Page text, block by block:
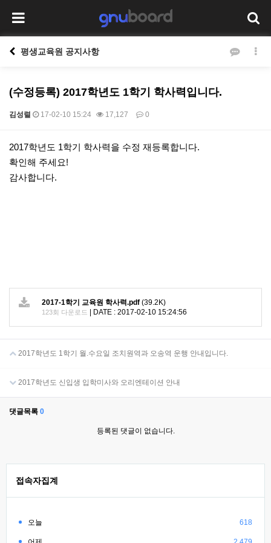
평생교육원 공지사항
(수정등록) 2017학년도 1학기 학사력입니다.
김성렬 17-02-10 15:24 17,127 0
본문
2017학년도 1학기 학사력을 수정 재등록합니다.
확인해 주세요!
감사합니다.
2017-1학기 교육원 학사력.pdf (39.2K)
123회 다운로드 DATE : 2017-02-10 15:24:56
2017학년도 1학기 월.수요일 조치원역과 오송역 운행 안내입니다.
2017학년도 신입생 입학미사와 오리엔테이션 안내
댓글목록 0
등록된 댓글이 없습니다.
접속자집계
오늘 618